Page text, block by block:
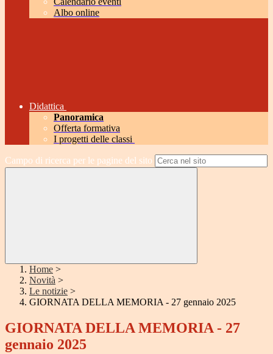
Albo online
Didattica
Panoramica
Offerta formativa
I progetti delle classi
Campo di ricerca per le pagine del sito
Home >
Novità >
Le notizie >
GIORNATA DELLA MEMORIA - 27 gennaio 2025
GIORNATA DELLA MEMORIA - 27
gennaio 2025